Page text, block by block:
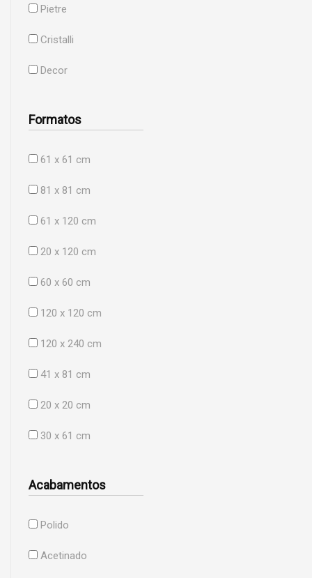
Pietre
Cristalli
Decor
Formatos
61 x 61 cm
81 x 81 cm
61 x 120 cm
20 x 120 cm
60 x 60 cm
120 x 120 cm
120 x 240 cm
41 x 81 cm
20 x 20 cm
30 x 61 cm
Acabamentos
Polido
Acetinado